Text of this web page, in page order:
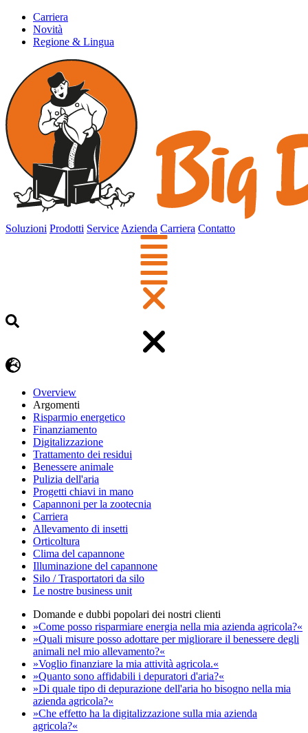
Carriera
Novità
Regione & Lingua
Soluzioni Prodotti Service Azienda Carriera Contatto
Overview
Argomenti
Risparmio energetico
Finanziamento
Digitalizzazione
Trattamento dei residui
Benessere animale
Pulizia dell'aria
Progetti chiavi in mano
Capannoni per la zootecnia
Carriera
Allevamento di insetti
Orticoltura
Clima del capannone
Illuminazione del capannone
Silo / Trasportatori da silo
Le nostre business unit
Domande e dubbi popolari dei nostri clienti
»Come posso risparmiare energia nella mia azienda agricola?«
»Quali misure posso adottare per migliorare il benessere degli
animali nel mio allevamento?«
»Voglio finanziare la mia attività agricola.«
»Quanto sono affidabili i depuratori d'aria?«
»Di quale tipo di depurazione dell'aria ho bisogno nella mia
azienda agricola?«
»Che effetto ha la digitalizzazione sulla mia azienda
agricola?«